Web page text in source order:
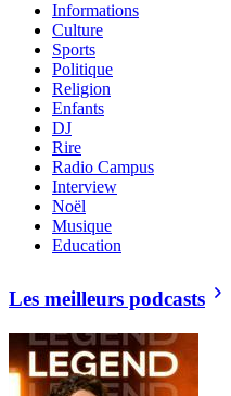
Informations
Culture
Sports
Politique
Religion
Enfants
DJ
Rire
Radio Campus
Interview
Noël
Musique
Education
Les meilleurs podcasts